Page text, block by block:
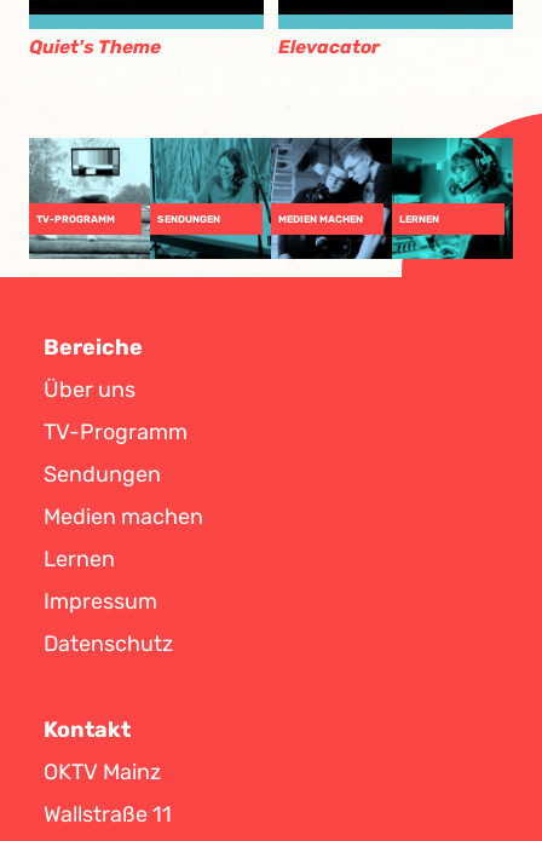
Quiet's Theme Elevacator
TV-PROGRAMM SENDUNGEN MEDIEN MACHEN LERNEN
Bereiche
Über uns
TV-Programm
Sendungen
Medien machen
Lernen
Impressum
Datenschutz
Kontakt
OKTV Mainz
Wallstraße 11